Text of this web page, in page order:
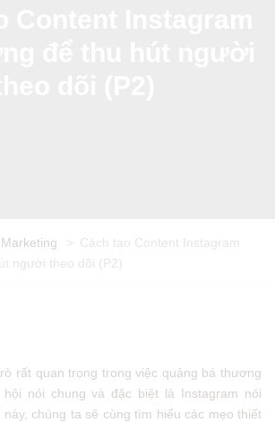
>
Cách tạo Content Instagram
người theo dõi (P2)
rất quan trọng trong việc quảng bá thương
nói chung và đặc biệt là Instagram nói
chúng ta sẽ cùng tìm hiểu các mẹo thiết